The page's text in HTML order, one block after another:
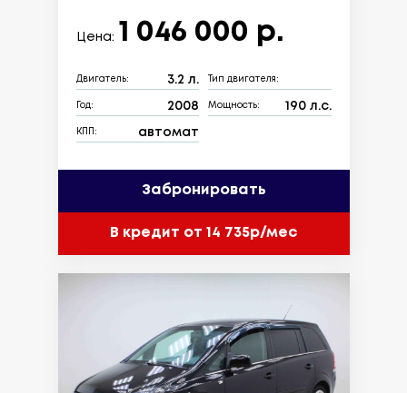
Цена: 1 046 000 р.
Двигатель: 3.2 л. Тип двигателя:
Год: 2008 Мощность: 190 л.с.
КПП: автомат
Забронировать
В кредит от 14 735р/мес